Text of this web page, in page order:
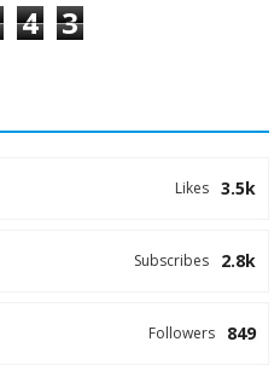
4 3
3.5k
Likes
2.8k
Subscribes
849
Followers